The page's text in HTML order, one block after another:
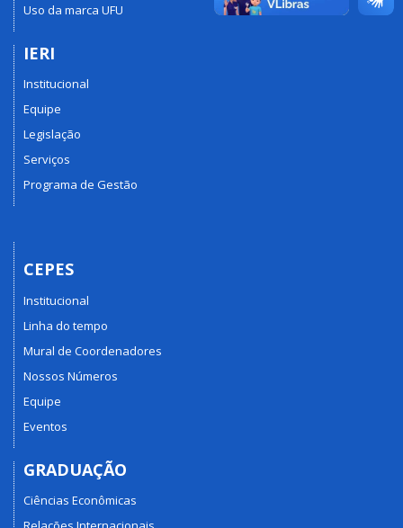
Uso da marca UFU
IERI
Institucional
Equipe
Legislação
Serviços
Programa de Gestão
CEPES
Institucional
Linha do tempo
Mural de Coordenadores
Nossos Números
Equipe
Eventos
GRADUAÇÃO
Ciências Econômicas